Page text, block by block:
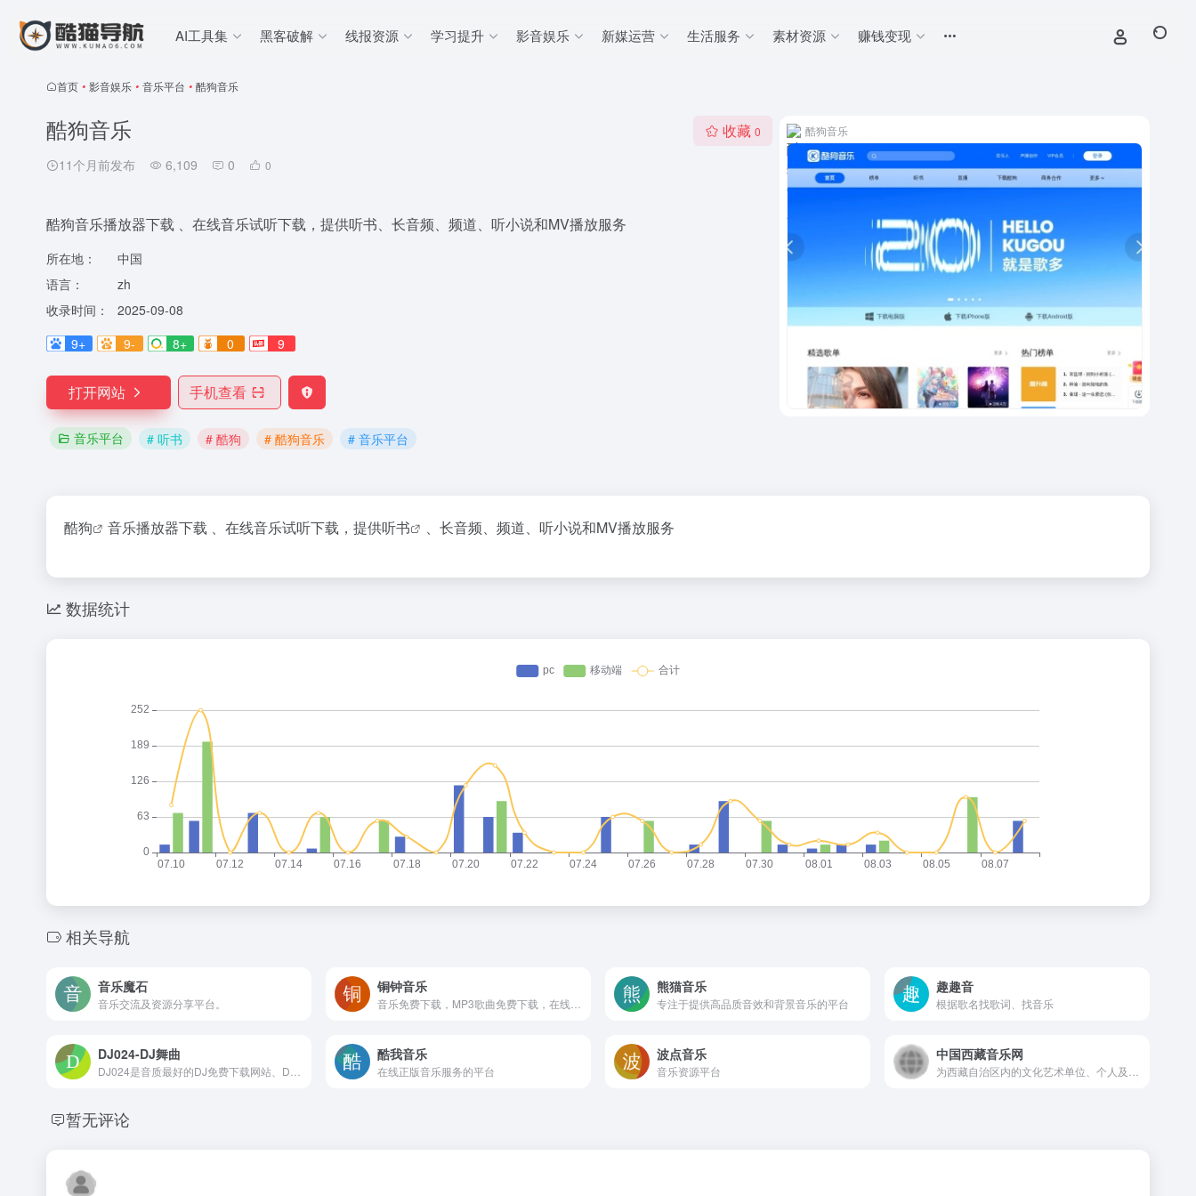
AI工具集 黑客破解 线报资源 学习提升 影音娱乐 新媒运营 生活服务 素材资源 赚钱变现
首页 • 影音娱乐 • 音乐平台 • 酷狗音乐
酷狗音乐
11个月前发布 6,109 0 0
收藏 0
酷狗音乐播放器下载 、在线音乐试听下载，提供听书、长音频、频道、听小说和MV播放服务
所在地：
中国
语言：
zh
收录时间：
2025-09-08
9+
9- 8+ 0 9
打开网站 手机查看
音乐平台 # 听书 # 酷狗 # 酷狗音乐 # 音乐平台
酷狗音乐
酷狗 音乐播放器下载 、在线音乐试听下载，提供听书 、长音频、频道、听小说和MV播放服务
数据统计
相关导航
音乐魔石
音乐交流及资源分享平台。
铜钟音乐 熊猫音乐
专注于提供高品质音效和背景音乐的平台
趣趣音
根据歌名找歌词、找音乐
DJ024-DJ舞曲 酷我音乐
在线正版音乐服务的平台
波点音乐
音乐资源平台
中国西藏音乐网
暂无评论